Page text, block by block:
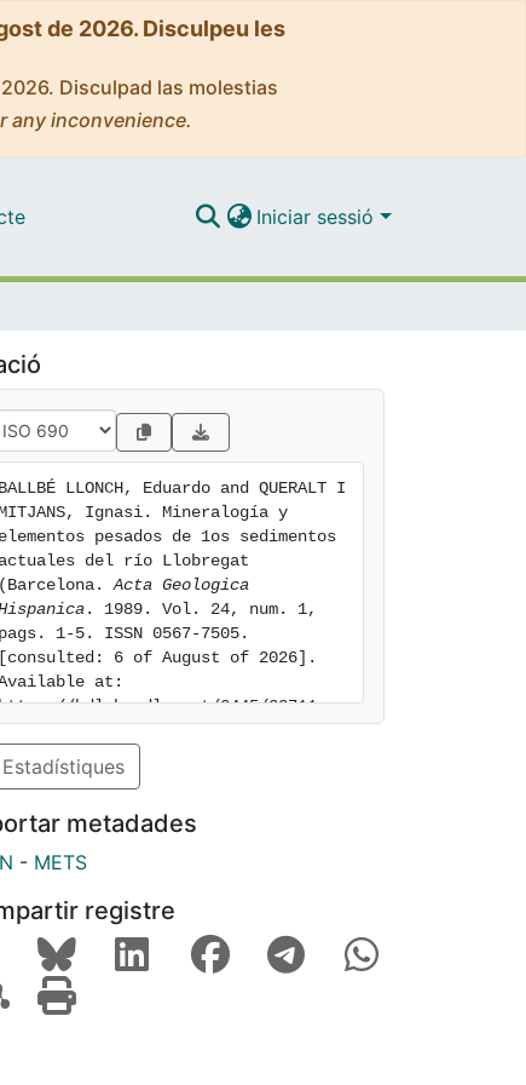
de 2026. Disculpeu les
Disculpad las molestias
any inconvenience.
Iniciar sessió
BALLBÉ LLONCH, Eduardo and QUERALT I
MITJANS, Ignasi. Mineralogía y
elementos pesados de 1os sedimentos
actuales del río Llobregat
(Barcelona. Acta Geologica
. 1989. Vol. 24, num. 1,
pags. 1-5. ISSN 0567-7505.
[consulted: 6 of August of 2026].
at:
hdl.handle.net/2445/32711
Estadístiques
metadades
- METS
registre